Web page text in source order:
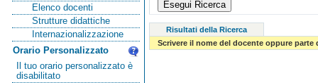
Elenco docenti
Strutture didattiche
Internazionalizzazione
Orario Personalizzato
Il tuo orario personalizzato è
disabilitato
Risultati della Ricerca
Scrivere il nome del docente oppure